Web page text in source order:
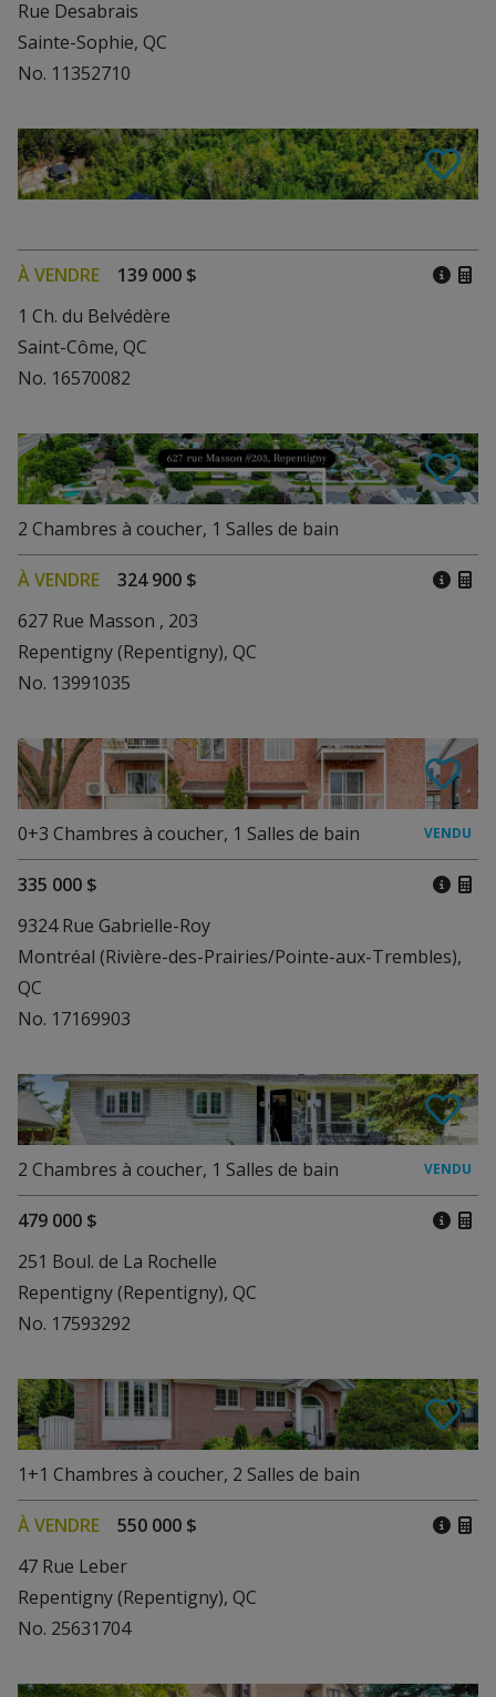
Rue Desabrais
Sainte-Sophie, QC
No. 11352710
À VENDRE
139 000 $
1 Ch. du Belvédère
Saint-Côme, QC
No. 16570082
2 Chambres à coucher, 1 Salles de bain
À VENDRE
324 900 $
627 Rue Masson , 203
Repentigny (Repentigny), QC
No. 13991035
0+3 Chambres à coucher, 1 Salles de bain
335 000 $
9324 Rue Gabrielle-Roy
Montréal (Rivière-des-Prairies/Pointe-aux-Trembles),
QC
No. 17169903
2 Chambres à coucher, 1 Salles de bain
479 000 $
251 Boul. de La Rochelle
Repentigny (Repentigny), QC
No. 17593292
1+1 Chambres à coucher, 2 Salles de bain
À VENDRE
550 000 $
47 Rue Leber
Repentigny (Repentigny), QC
No. 25631704